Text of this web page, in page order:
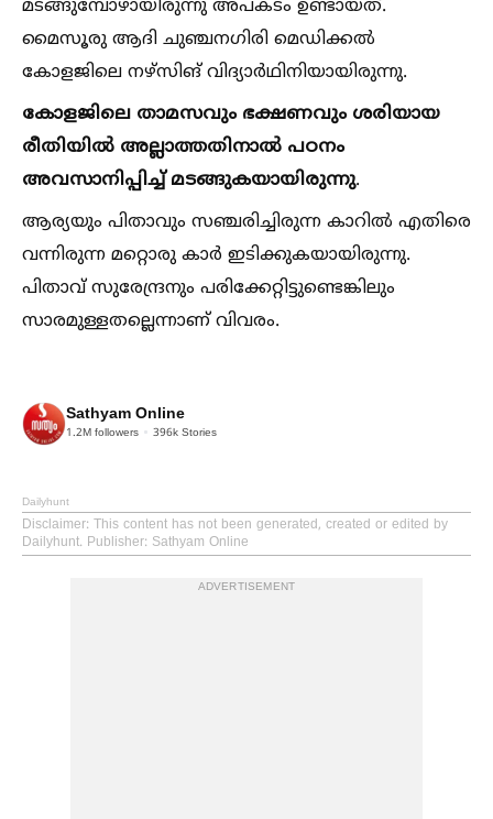
മടങ്ങുമ്പോഴായിരുന്നു അപകടം ഉണ്ടായത്.
മൈസൂരു ആദി ചുഞ്ചനഗിരി മെഡിക്കല്‍
കേ‍ാളജിലെ നഴ്സിങ് വിദ്യാർഥിനിയായിരുന്നു.
കേ‍ാളജിലെ താമസവും ഭക്ഷണവും ശരിയായ
രീതിയില്‍ അല്ലാത്തതിനാല്‍ പഠനം
അവസാനിപ്പിച്ച്‌ മടങ്ങുകയായിരുന്നു.
ആര്യയും പിതാവും സഞ്ചരിച്ചിരുന്ന കാറില്‍ എതിരെ
വന്നിരുന്ന മറ്റെ‍ാരു കാർ ഇടിക്കുകയായിരുന്നു.
പിതാവ് സുരേന്ദ്രനും പരിക്കേറ്റിട്ടുണ്ടെങ്കിലും
സാരമുള്ളതല്ലെന്നാണ് വിവരം.
Sathyam Online
1.2M followers 396k Stories
Dailyhunt
Disclaimer: This content has not been generated, created or edited by
Dailyhunt. Publisher: Sathyam Online
ADVERTISEMENT